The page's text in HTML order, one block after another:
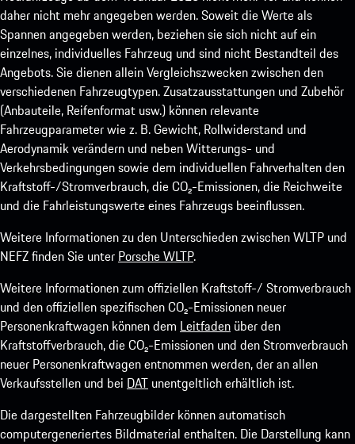
daher nicht mehr angegeben werden. Soweit die Werte als
Spannen angegeben werden, beziehen sie sich nicht auf ein
einzelnes, individuelles Fahrzeug und sind nicht Bestandteil des
Angebots. Sie dienen allein Vergleichszwecken zwischen den
verschiedenen Fahrzeugtypen. Zusatzausstattungen und Zubehör
(Anbauteile, Reifenformat usw.) können relevante
Fahrzeugparameter wie z. B. Gewicht, Rollwiderstand und
Aerodynamik verändern und neben Witterungs- und
Verkehrsbedingungen sowie dem individuellen Fahrverhalten den
Kraftstoff-/Stromverbrauch, die CO₂-Emissionen, die Reichweite
und die Fahrleistungswerte eines Fahrzeugs beeinflussen.
Weitere Informationen zu den Unterschieden zwischen WLTP und
NEFZ finden Sie unter Porsche WLTP.
Weitere Informationen zum offiziellen Kraftstoff-/ Stromverbrauch
und den offiziellen spezifischen CO₂-Emissionen neuer
Personenkraftwagen können dem Leitfaden über den
Kraftstoffverbrauch, die CO₂-Emissionen und den Stromverbrauch
neuer Personenkraftwagen entnommen werden, der an allen
Verkaufsstellen und bei DAT unentgeltlich erhältlich ist.
Die dargestellten Fahrzeugbilder können automatisch
computergeneriertes Bildmaterial enthalten. Die Darstellung kann